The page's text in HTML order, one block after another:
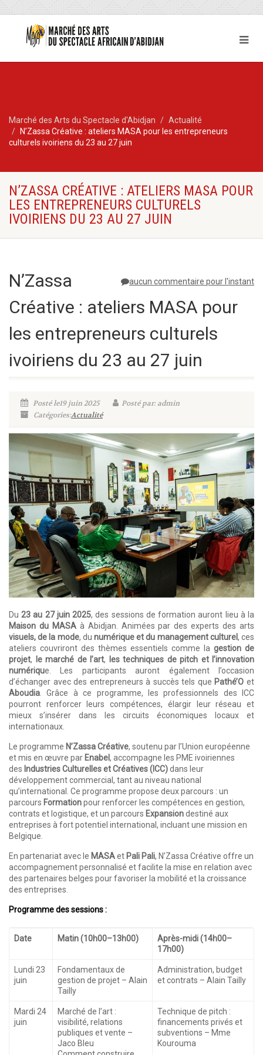
Marché des Arts du Spectacle d'Abidjan
Actualité
N’Zassa Créative : ateliers MASA pour les entrepreneurs
culturels ivoiriens du 23 au 27 juin
N’ZASSA CRÉATIVE : ATELIERS MASA POUR
LES ENTREPRENEURS CULTURELS
IVOIRIENS DU 23 AU 27 JUIN
aucun commentaire pour l'instant
N’Zassa
Créative : ateliers MASA pour
les entrepreneurs culturels
ivoiriens du 23 au 27 juin
Posté le19 juin 2025
Posté par: admin
Catégories:Actualité
Du 23 au 27 juin 2025, des sessions de formation auront lieu à la
Maison du MASAà Abidjan. Animées par des experts des arts
visuels, de la mode, dunumérique et du management culturel, ces
ateliers couvriront des thèmes essentiels comme la gestion de
projet, le marché de l’art,
les techniques de pitch et l’innovation
numérique. Les participants auront également l’occasion
d’échanger avec des entrepreneurs à succès tels que Pathé’O et
Aboudia . Grâce à ce programme, les professionnels des ICC
pourront renforcer leurs compétences, élargir leur réseau et
mieux s’insérer dans les circuits économiques locaux et
internationaux.
Le programme N’Zassa Créative, soutenu par l’Union européenne
et mis en œuvre par Enabel, accompagne les PME ivoiriennes
des Industries Culturelles et Créatives (ICC)dans leur
développement commercial, tant au niveau national
qu’international. Ce programme propose deux parcours : un
parcours Formationpour renforcer les compétences en gestion,
contrats et logistique, et un parcours Expansiondestiné aux
entreprises à fort potentiel international, incluant une mission en
Belgique.
En partenariat avec le MASAet Pali Pali, N’Zassa Créative offre un
accompagnement personnalisé et facilite la mise en relation avec
des partenaires belges pour favoriser la mobilité et la croissance
des entreprises.
Programme des sessions :
Date Matin (10h00–13h00)
Après-midi (14h00–
17h00)
Lundi 23
juin
Fondamentaux de
gestion de projet – Alain
Tailly
Administration, budget
et contrats – Alain Tailly
Mardi 24
juin
Marché de l’art :
visibilité, relations
publiques et vente –
Jaco Bleu
Technique de pitch :
financements privés et
subventions – Mme
Kourouma